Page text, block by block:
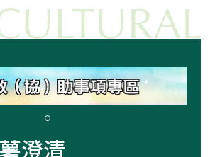
災害救（協）助事項專區